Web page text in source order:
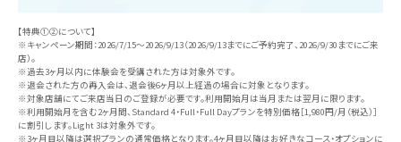
【特典①②について】
※キャンペーン期間：2026/7/15〜2026/9/13（2026/9/13までにご予約完了、2026/9/30までにご来
店）。
※過去3ヶ月以内に体験会を受講された方は対象外です。
※退会された方の再入会は、退会後6ヶ月以上経過の場合に対象となります。
※対象店舗にてご来店当日のご登録が必要です。利用開始月は当月または翌月に限ります。
※利用開始月を含む2ヶ月間、Standard 4・Full・Full Dayプランを特別価格［1,980円/月（税込）］
に割引します。Light 3は対象外です。
※3ヶ月目以降は選択プランの通常価格となります。4ヶ月目以降はお好きなコース・オプションに